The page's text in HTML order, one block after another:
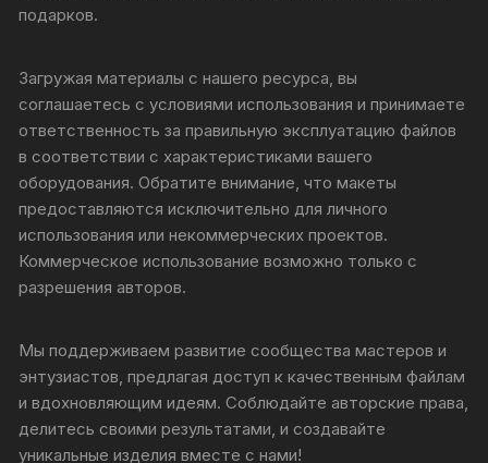
подарков.
Загружая материалы с нашего ресурса, вы
соглашаетесь с условиями использования и принимаете
ответственность за правильную эксплуатацию файлов
в соответствии с характеристиками вашего
оборудования. Обратите внимание, что макеты
предоставляются исключительно для личного
использования или некоммерческих проектов.
Коммерческое использование возможно только с
разрешения авторов.
Мы поддерживаем развитие сообщества мастеров и
энтузиастов, предлагая доступ к качественным файлам
и вдохновляющим идеям. Соблюдайте авторские права,
делитесь своими результатами, и создавайте
уникальные изделия вместе с нами!